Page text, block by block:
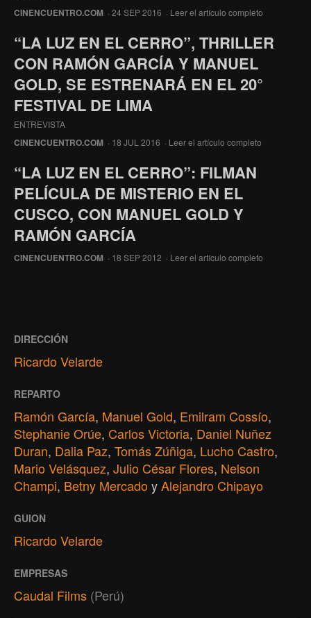
CINENCUENTRO.COM · 24 SEP 2016 · Leer el artículo completo
“LA LUZ EN EL CERRO”, THRILLER
CON RAMÓN GARCÍA Y MANUEL
GOLD, SE ESTRENARÁ EN EL 20°
FESTIVAL DE LIMA
ENTREVISTA
CINENCUENTRO.COM · 18 JUL 2016 · Leer el artículo completo
“LA LUZ EN EL CERRO”: FILMAN
PELÍCULA DE MISTERIO EN EL
CUSCO, CON MANUEL GOLD Y
RAMÓN GARCÍA
CINENCUENTRO.COM · 18 SEP 2012 · Leer el artículo completo
DIRECCIÓN
Ricardo Velarde
REPARTO
Ramón García, Manuel Gold, Emilram Cossío,
Stephanie Orúe, Carlos Victoria, Daniel Nuñez
Duran, Dalia Paz, Tomás Zúñiga, Lucho Castro,
Mario Velásquez, Julio César Flores, Nelson
Champi, Betny MercadoyAlejandro Chipayo
GUION
Ricardo Velarde
EMPRESAS
Caudal Films (Perú)